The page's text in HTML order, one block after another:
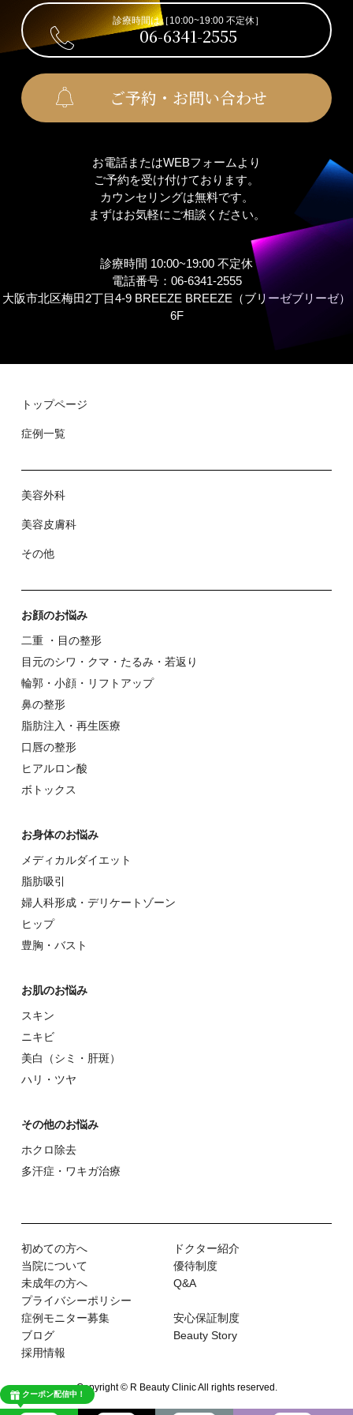
クーポン配信中！
診療時間は［10:00~19:00 不定休］
06-6341-2555
ご予約・お問い合わせ
お電話またはWEBフォームより
ご予約を受け付けております。
カウンセリングは無料です。
まずはお気軽にご相談ください。
診療時間 10:00~19:00 不定休
電話番号：06-6341-2555
大阪市北区梅田2丁目4-9 BREEZE BREEZE（ブリーゼブリーゼ）
6F
トップページ
症例⼀覧
美容外科
美容⽪膚科
その他
お顔のお悩み
⼆重 ・⽬の整形
⽬元のシワ・クマ・たるみ・若返り
輪郭・⼩顔・リフトアップ
⿐の整形
脂肪注入・再生医療
⼝唇の整形
ヒアルロン酸
ボトックス
お⾝体のお悩み
メディカルダイエット
脂肪吸引
婦⼈科形成・デリケートゾーン
ヒップ
豊胸・バスト
お肌のお悩み
スキン
ニキビ
美⽩（シミ・肝斑）
ハリ・ツヤ
その他のお悩み
ホクロ除去
多汗症・ワキガ治療
初めての⽅へ
ドクター紹介
当院について
優待制度
未成年の方へ
Q&A
プライバシーポリシー
症例モニター募集
安心保証制度
ブログ
Beauty Story
採用情報
Copyright © R Beauty Clinic All rights reserved.